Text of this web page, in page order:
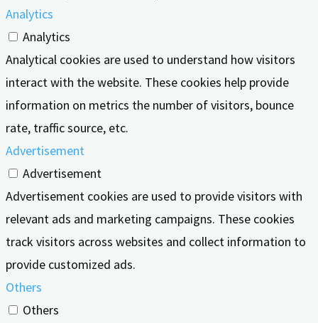
Analytics
Analytics
Analytical cookies are used to understand how visitors
interact with the website. These cookies help provide
information on metrics the number of visitors, bounce
rate, traffic source, etc.
Advertisement
Advertisement
Advertisement cookies are used to provide visitors with
relevant ads and marketing campaigns. These cookies
track visitors across websites and collect information to
provide customized ads.
Others
Others